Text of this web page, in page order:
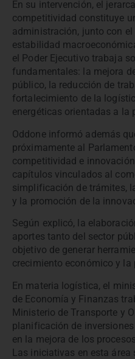
En su intervención, el
competitividad constituye
administración, junto con
estabilidad
el Poder Ejecutivo trabaja
fundamentales: la mejora
público, la reducción de
fortalecimiento de la
energéticas orientadas a la
Oddone informó además
próximamente al
competitividad e
capítulos vinculados al
simplificación de trámites,
y la promoción de la
Según explicó, la
aportes tanto del sector
objetivo de generar
crecimiento económico y la
En materia logística, el
de Economía y Finanzas
Ministerio de Transporte y
planificación de
en la mejora de los
Las iniciativas en esta área